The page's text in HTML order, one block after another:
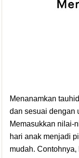
Menanamkan
dan sesuai dengan
Memasukkan nilai-
hari anak menjadi
mudah.